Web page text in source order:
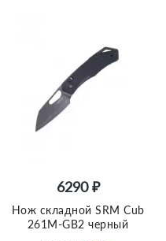
6290 ₽
Нож складной SRM Cub
261M-GB2 черный